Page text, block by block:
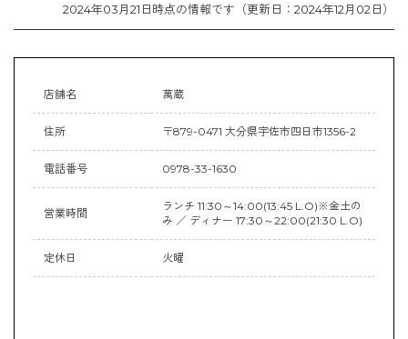
2024年03月21日時点の情報です（更新日：2024年12月02日）
店舗名 萬蔵
住所 〒879-0471 大分県宇佐市四日市1356-2
電話番号 0978-33-1630
営業時間
ランチ 11:30～14:00(13:45 L.O)※金土の
み ／ ディナー 17:30～22:00(21:30 L.O)
定休日 火曜